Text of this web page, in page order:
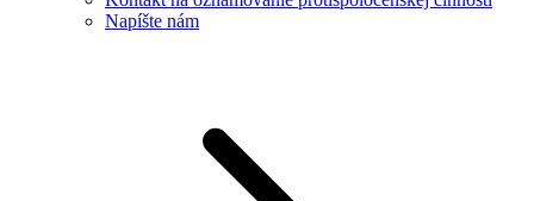
Napíšte nám